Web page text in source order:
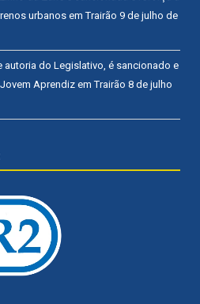
urbanos em Trairão 9 de julho de
autoria do Legislativo, é sancionado e
Aprendiz em Trairão 8 de julho